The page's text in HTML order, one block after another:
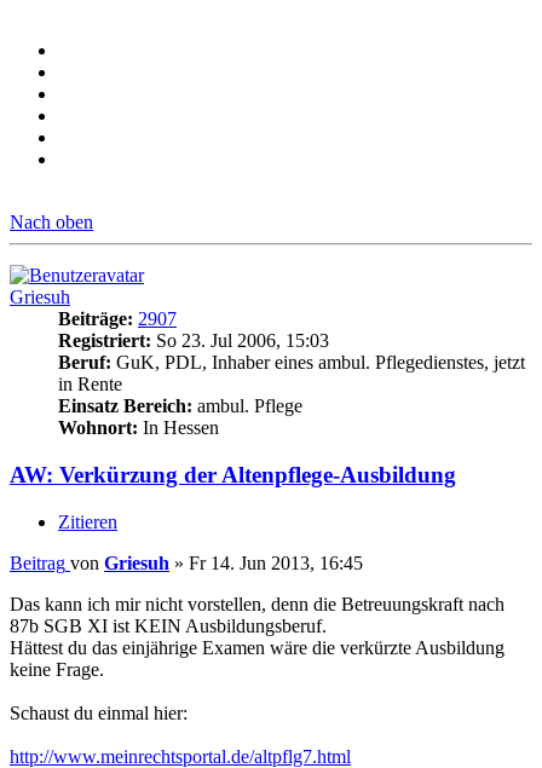
Nach oben
Griesuh
Beiträge: 2907
Registriert: So 23. Jul 2006, 15:03
Beruf: GuK, PDL, Inhaber eines ambul. Pflegedienstes, jetzt
in Rente
Einsatz Bereich: ambul. Pflege
Wohnort: In Hessen
AW: Verkürzung der Altenpflege-Ausbildung
Zitieren
Beitrag von Griesuh » Fr 14. Jun 2013, 16:45
Das kann ich mir nicht vorstellen, denn die Betreuungskraft nach
87b SGB XI ist KEIN Ausbildungsberuf.
Hättest du das einjährige Examen wäre die verkürzte Ausbildung
keine Frage.
Schaust du einmal hier:
http://www.meinrechtsportal.de/altpflg7.html